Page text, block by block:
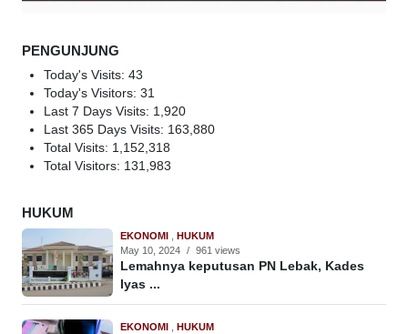
PENGUNJUNG
Today's Visits: 43
Today's Visitors: 31
Last 7 Days Visits: 1,920
Last 365 Days Visits: 163,880
Total Visits: 1,152,318
Total Visitors: 131,983
HUKUM
EKONOMI
HUKUM
May 10, 2024 / 961 views
Lemahnya keputusan PN Lebak, Kades
Iyas ...
EKONOMI
HUKUM